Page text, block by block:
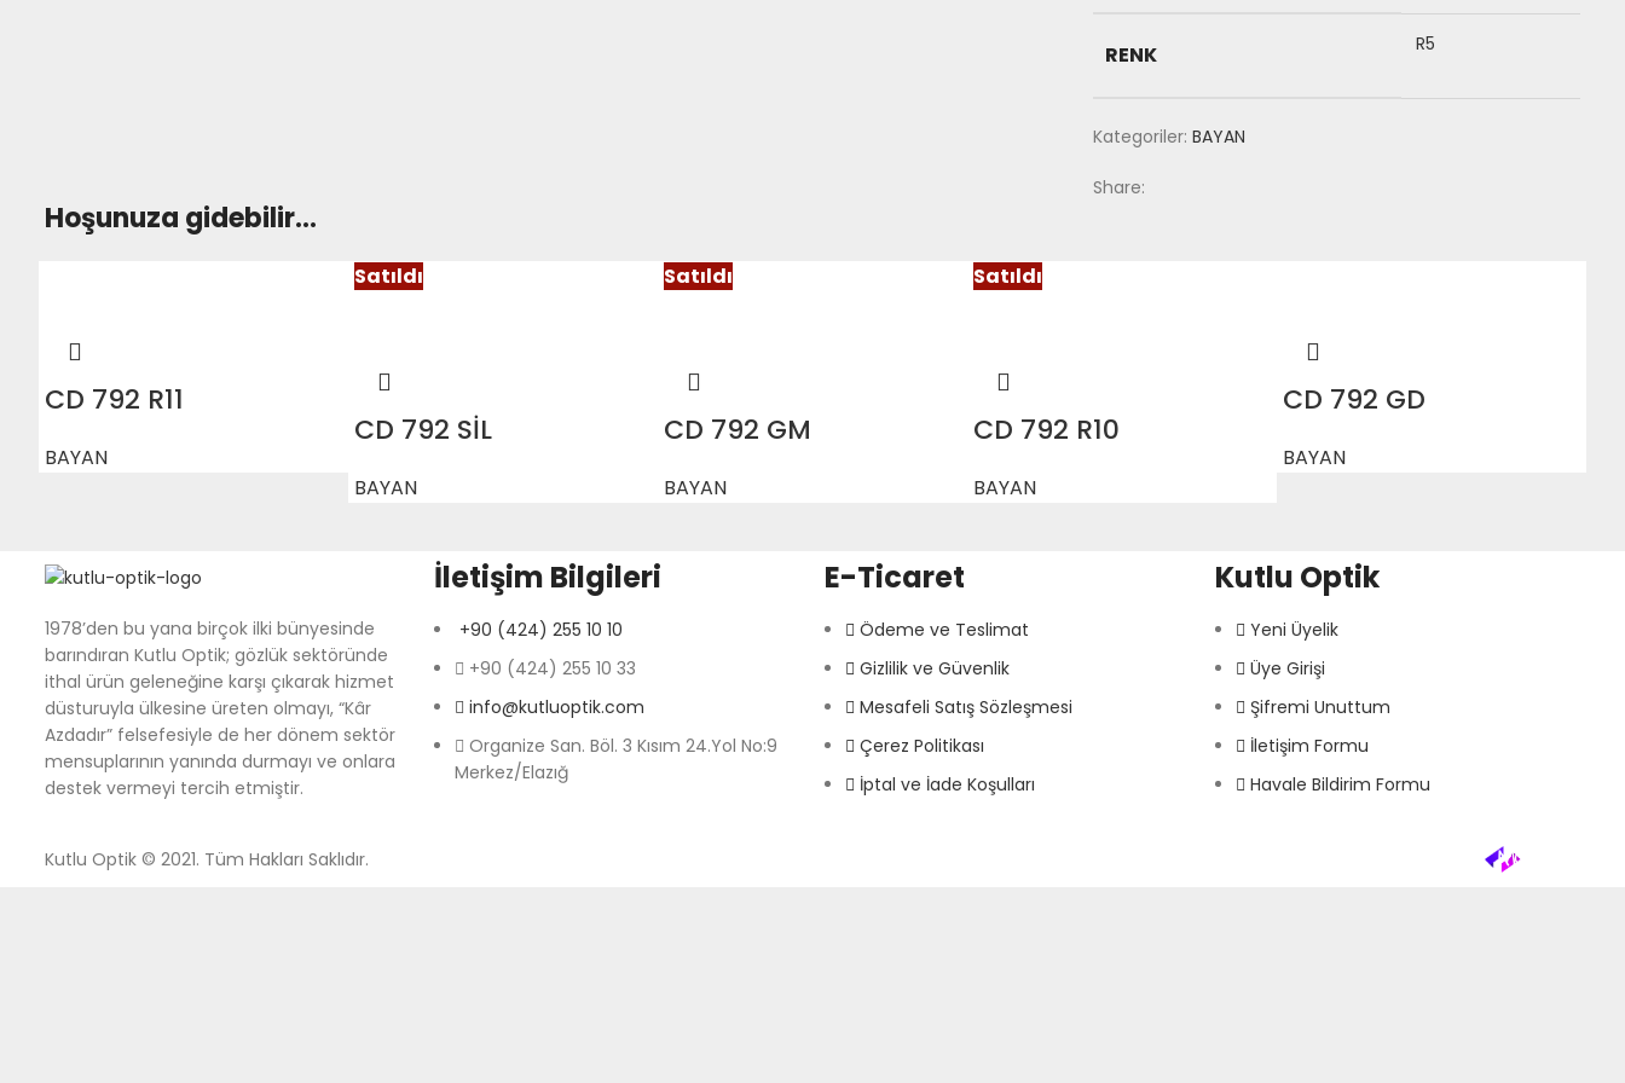
RENK R5
Kategoriler: BAYAN
Share:
Hoşunuza gidebilir…
CD 792 R11
BAYAN
Satıldı
CD 792 SİL
BAYAN
Satıldı
CD 792 GM
BAYAN
Satıldı
CD 792 R10
BAYAN
CD 792 GD
BAYAN
1978’den bu yana birçok ilki bünyesinde
barındıran Kutlu Optik; gözlük sektöründe
ithal ürün geleneğine karşı çıkarak hizmet
düsturuyla ülkesine üreten olmayı, “Kâr
Azdadır” felsefesiyle de her dönem sektör
mensuplarının yanında durmayı ve onlara
destek vermeyi tercih etmiştir.
İletişim Bilgileri
+90 (424) 255 10 10
+90 (424) 255 10 33
info@kutluoptik.com
Organize San. Böl. 3 Kısım 24.Yol No:9
Merkez/Elazığ
E-Ticaret
Ödeme ve Teslimat
Gizlilik ve Güvenlik
Mesafeli Satış Sözleşmesi
Çerez Politikası
İptal ve İade Koşulları
Kutlu Optik
Yeni Üyelik
Üye Girişi
Şifremi Unuttum
İletişim Formu
Havale Bildirim Formu
Kutlu Optik © 2021. Tüm Hakları Saklıdır.